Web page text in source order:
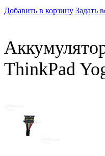
Добавить в корзину Задать
ThinkPad